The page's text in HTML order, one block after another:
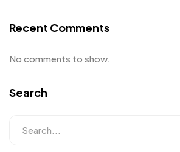
Recent Comments
No comments to show.
Search